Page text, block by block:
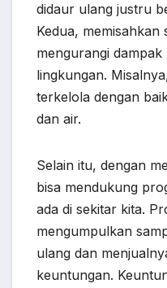
didaur ulang justru
Kedua, memisahkan
mengurangi
lingkungan.
terkelola dengan
dan air.
Selain itu, dengan
bisa mendukung
ada di sekitar kita.
mengumpulkan
ulang dan
keuntungan.